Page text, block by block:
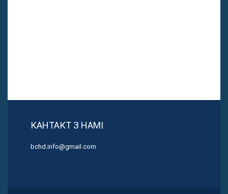
КАНТАКТ З НАМІ
bchd.info@gmail.com